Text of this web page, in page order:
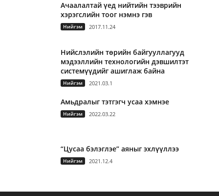
Ачаалалтай үед нийтийн тээврийн
хэрэгслийн тоог нэмнэ гэв
Нийгэм 2017.11.24
Нийслэлийн төрийн байгууллагууд
мэдээллийн технологийн дэвшилтэт
системүүдийг ашиглаж байна
Нийгэм 2021.03.1
Амьдралыг тэтгэгч усаа хэмнэе
Нийгэм 2022.03.22
“Цусаа бэлэглэе” аяныг эхлүүллээ
Нийгэм 2021.12.4